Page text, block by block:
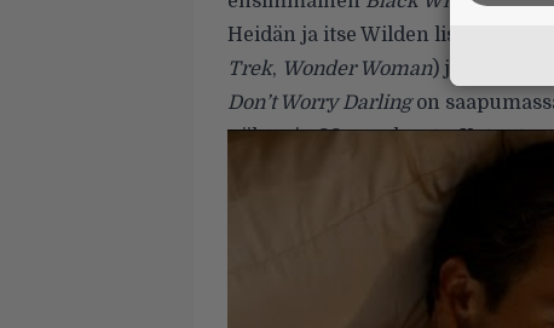
Heidän ja itse Wilden lisäksi
Trek, Wonder Woman) ja
Don’t Worry Darlingon
näkymin 23. syyskuuta. Katso